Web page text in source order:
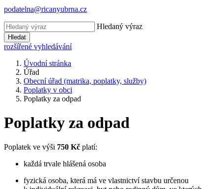
podatelna@ricanyubrna.cz
Hledaný výraz
Hledat
rozšířené vyhledávání
Úvodní stránka
Úřad
Obecní úřad (matrika, poplatky, služby)
Poplatky v obci
Poplatky za odpad
Poplatky za odpad
Poplatek ve výši 750 Kč platí:
každá trvale hlášená osoba
fyzická osoba, která má ve vlastnictví stavbu určenou